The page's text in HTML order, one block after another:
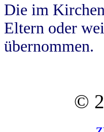
Die im
Eltern oder
übernommen.
©